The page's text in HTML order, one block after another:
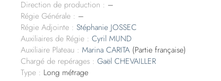
Direction de production : –
Régie Générale : –
Régie Adjointe : Stéphanie JOSSEC
Auxiliaires de Régie : Cyril MUND
Auxiliaire Plateau : Marina CARITA (Partie française)
Chargé de repérages : Gaël CHEVAILLER
Type : Long métrage